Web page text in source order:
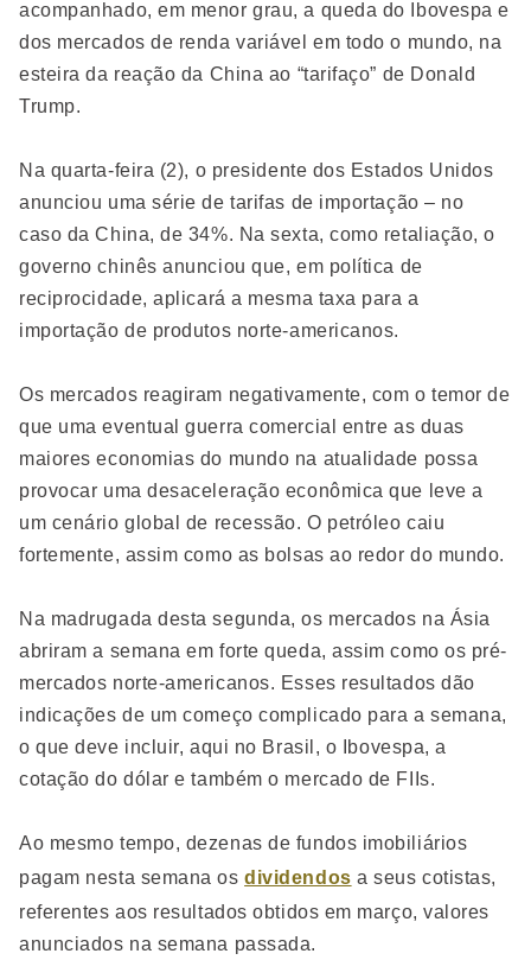
acompanhado, em menor grau, a queda do Ibovespa e
dos mercados de renda variável em todo o mundo, na
esteira da reação da China ao “tarifaço” de Donald
Trump.
Na quarta-feira (2), o presidente dos Estados Unidos
anunciou uma série de tarifas de importação – no
caso da China, de 34%. Na sexta, como retaliação, o
governo chinês anunciou que, em política de
reciprocidade, aplicará a mesma taxa para a
importação de produtos norte-americanos.
Os mercados reagiram negativamente, com o temor de
que uma eventual guerra comercial entre as duas
maiores economias do mundo na atualidade possa
provocar uma desaceleração econômica que leve a
um cenário global de recessão. O petróleo caiu
fortemente, assim como as bolsas ao redor do mundo.
Na madrugada desta segunda, os mercados na Ásia
abriram a semana em forte queda, assim como os pré-
mercados norte-americanos. Esses resultados dão
indicações de um começo complicado para a semana,
o que deve incluir, aqui no Brasil, o Ibovespa, a
cotação do dólar e também o mercado de FIIs.
Ao mesmo tempo, dezenas de fundos imobiliários
pagam nesta semana osdividendos a seus cotistas,
referentes aos resultados obtidos em março, valores
anunciados na semana passada.